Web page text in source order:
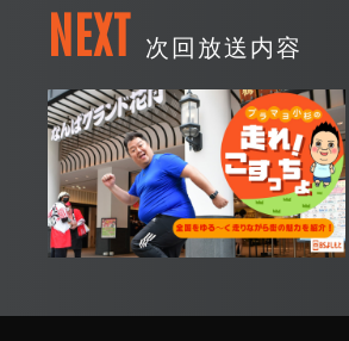
NEXT 次回放送内容